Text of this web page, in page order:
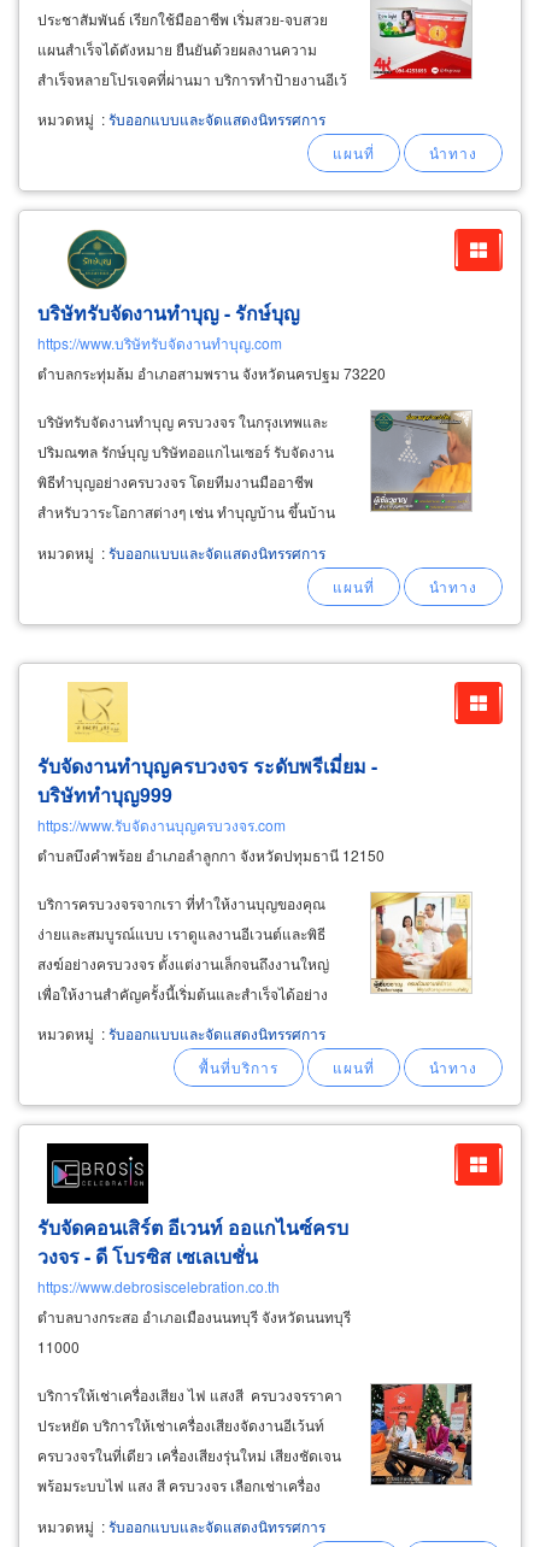
ประชาสัมพันธ์ เรียกใช้มืออาชีพ เริ่มสวย-จบสวย
แผนสำเร็จได้ดังหมาย ยืนยันด้วยผลงานความ
สำเร็จหลายโปรเจคที่ผ่านมา บริการทำป้ายงานอีเว้
นท์ ป้ายงานออกบูธและผลิตงานสื่อสิ่งพิมพ์ทุกชนิด
อย่างครบวงจร เน้นงานกราฟิกสวยโดดเด่น ให้สีสัน
หมวดหมู่ :รับออกแบบและจัดแสดงนิทรรศการ
บริษัทรับจัดงานทำบุญ - รักษ์บุญ
https://www.บริษัทรับจัดงานทำบุญ.com
ตำบลกระทุ่มล้ม อำเภอสามพราน จังหวัดนครปฐม 73220
บริษัทรับจัดงานทําบุญ ครบวงจร ในกรุงเทพและ
ปริมณฑล รักษ์บุญ บริษัทออแกไนเซอร์ รับจัดงาน
พิธีทำบุญอย่างครบวงจร โดยทีมงานมืออาชีพ
สำหรับวาระโอกาสต่างๆ เช่น ทำบุญบ้าน ขึ้นบ้าน
โรงงาน ทำบุญเปิดร้านใหม่ ทำบุญเปิดกิจการใหม่
ทำบุญอุทิศส่วนกุศล
หมวดหมู่ :รับออกแบบและจัดแสดงนิทรรศการ
รับจัดงานทำบุญครบวงจร ระดับพรีเมี่ยม -
บริษัททำบุญ999
https://www.รับจัดงานบุญครบวงจร.com
ตำบลบึงคำพร้อย อำเภอลำลูกกา จังหวัดปทุมธานี 12150
บริการครบวงจรจากเรา ที่ทำให้งานบุญของคุณ
ง่ายและสมบูรณ์แบบ เราดูแลงานอีเวนต์และพิธี
สงฆ์อย่างครบวงจร ตั้งแต่งานเล็กจนถึงงานใหญ่
เพื่อให้งานสำคัญครั้งนี้เริ่มต้นและสำเร็จได้อย่าง
ราบรื่นที่สุด: พิธีสงฆ์ครบถ้วน: นิมนต์พระสงฆ์ตาม
วัดที่ระบุ หรือจัดหาให้ พร้อมรถรับส่ง ดูแลพิธีการ
ถูกต้องตามหลักศาสนพิธี
หมวดหมู่ :รับออกแบบและจัดแสดงนิทรรศการ
รับจัดคอนเสิร์ต อีเวนท์ ออแกไนซ์ครบ
วงจร - ดี โบรซิส เซเลเบชั่น
https://www.debrosiscelebration.co.th
ตำบลบางกระสอ อำเภอเมืองนนทบุรี จังหวัดนนทบุรี
11000
บริการให้เช่าเครื่องเสียง ไฟ แสงสี ครบวงจรราคา
ประหยัด บริการให้เช่าเครื่องเสียงจัดงานอีเว้นท์
ครบวงจรในที่เดียว เครื่องเสียงรุ่นใหม่ เสียงชัดเจน
พร้อมระบบไฟ แสง สี ครบวงจร เลือกเช่าเครื่อง
หมวดหมู่ :รับออกแบบและจัดแสดงนิทรรศการ